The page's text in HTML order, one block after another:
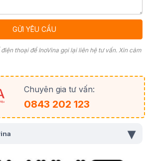
thoại để InoVina gọi lại liên hệ tư vấn. Xin cảm
Chuyên gia tư vấn:
0843 202 123
▾